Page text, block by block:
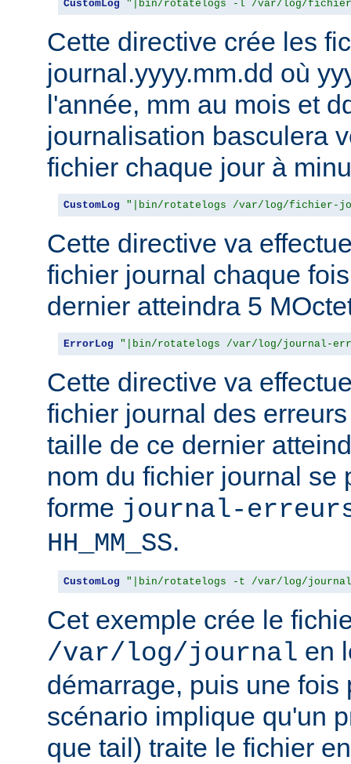
CustomLog "|bin/rotatelogs -l /var/log/fichier-
Cette directive crée les
journal.yyyy.mm.dd où
l'année, mm au mois et
journalisation basculera
fichier chaque jour à
CustomLog "|bin/rotatelogs /var/log/fichier-
Cette directive va
fichier journal chaque
dernier atteindra 5
ErrorLog "|bin/rotatelogs /var/log/journal-
Cette directive va
fichier journal des
taille de ce dernier
nom du fichier journal se
forme journal-
HH_MM_SS.
CustomLog "|bin/rotatelogs -t /var/log/journal
Cet exemple crée le
/var/log/journal en
démarrage, puis une fois
scénario implique qu'un
que tail) traite le fichier